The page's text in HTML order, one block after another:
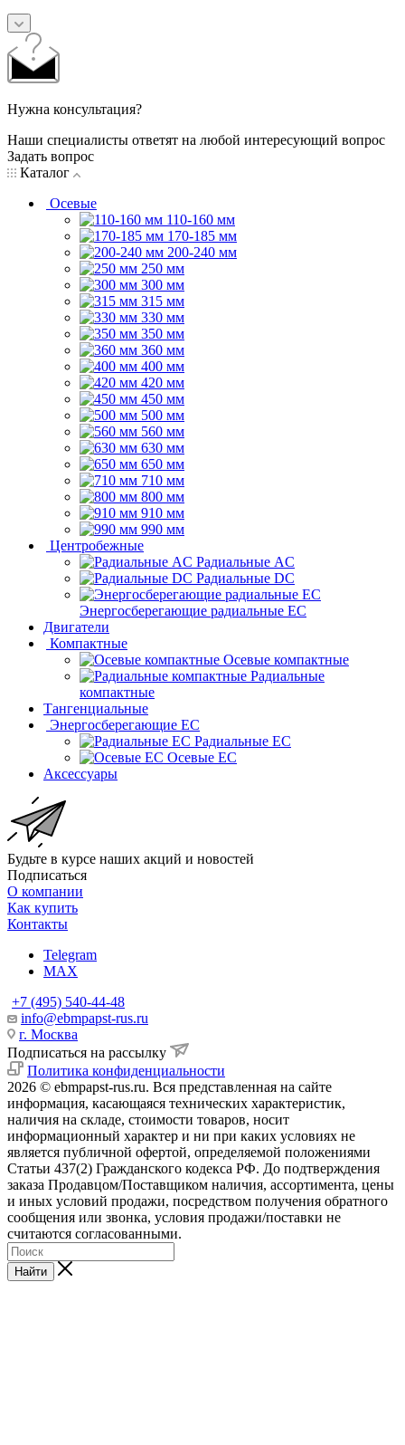
Нужна консультация?
Наши специалисты ответят на любой интересующий вопрос
Задать вопрос
Каталог
Осевые
110-160 мм
170-185 мм
200-240 мм
250 мм
300 мм
315 мм
330 мм
350 мм
360 мм
400 мм
420 мм
450 мм
500 мм
560 мм
630 мм
650 мм
710 мм
800 мм
910 мм
990 мм
Центробежные
Радиальные AC
Радиальные DC
Энергосберегающие радиальные EC
Двигатели
Компактные
Осевые компактные
Радиальные
компактные
Тангенциальные
Энергосберегающие EC
Радиальные EC
Осевые EC
Аксессуары
Будьте в курсе наших акций и новостей
Подписаться
О компании
Как купить
Контакты
Telegram
MAX
+7 (495) 540-44-48
info@ebmpapst-rus.ru
г. Москва
Подписаться на рассылку
Политика конфиденциальности
2026 © ebmpapst-rus.ru. Вся представленная на сайте
информация, касающаяся технических характеристик,
наличия на складе, стоимости товаров, носит
информационный характер и ни при каких условиях не
является публичной офертой, определяемой положениями
Статьи 437(2) Гражданского кодекса РФ. До подтверждения
заказа Продавцом/Поставщиком наличия, ассортимента, цены
и иных условий продажи, посредством получения обратного
сообщения или звонка, условия продажи/поставки не
считаются согласованными.
Найти